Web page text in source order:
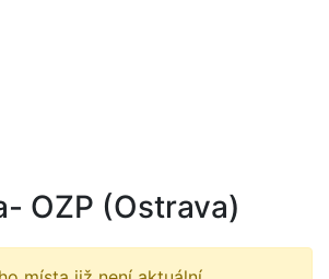
OZP (Ostrava)